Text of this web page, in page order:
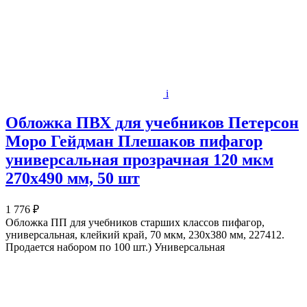
i
Обложка ПВХ для учебников Петерсон
Моро Гейдман Плешаков пифагор
универсальная прозрачная 120 мкм
270х490 мм, 50 шт
1 776 ₽
Обложка ПП для учебников старших классов пифагор,
универсальная, клейкий край, 70 мкм, 230х380 мм, 227412.
Продается набором по 100 шт.) Универсальная